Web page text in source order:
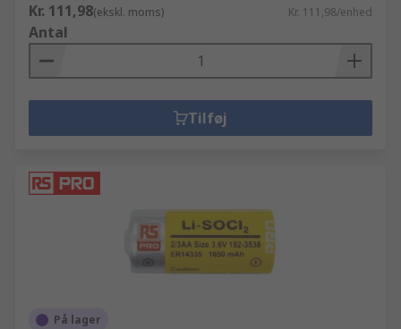
Kr. 111,98(ekskl. moms) Kr. 111,98/enhed
Antal
Tilføj
På lager